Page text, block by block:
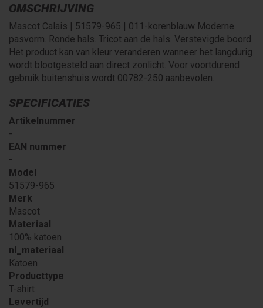
OMSCHRIJVING
Mascot Calais | 51579-965 | 011-korenblauw Moderne
pasvorm. Ronde hals. Tricot aan de hals. Verstevigde boord.
Het product kan van kleur veranderen wanneer het langdurig
wordt blootgesteld aan direct zonlicht. Voor voortdurend
gebruik buitenshuis wordt 00782-250 aanbevolen.
SPECIFICATIES
Artikelnummer
-
EAN nummer
-
Model
51579-965
Merk
Mascot
Materiaal
100% katoen
nl_materiaal
Katoen
Producttype
T-shirt
Levertijd